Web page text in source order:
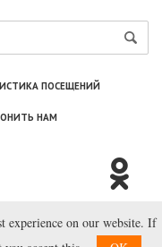
ПОСЕЩЕНИЙ
НАМ
2003—2026.
experience on our website. If